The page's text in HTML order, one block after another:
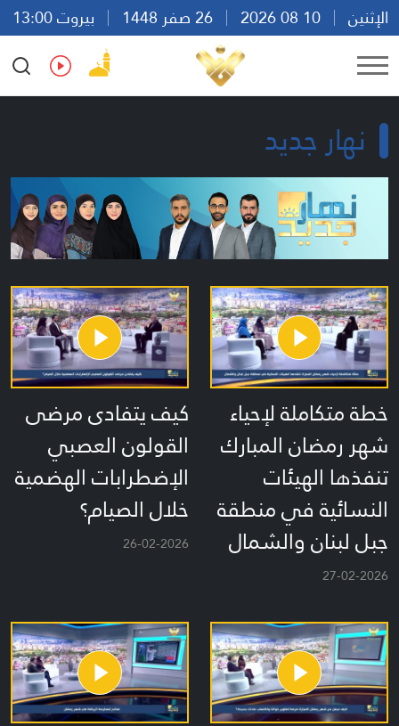
الإثنين
بيروت 13:00
Ar
En Fr Es
نهار جديد
خطة متكاملة لإحياء
شهر رمضان المبارك
تنفذها الهيئات
النسائية في منطقة
جبل لبنان والشمال
27-02-2026
كيف يتفادى مرضى
القولون العصبي
الإضطرابات الهضمية
خلال الصيام؟
26-02-2026